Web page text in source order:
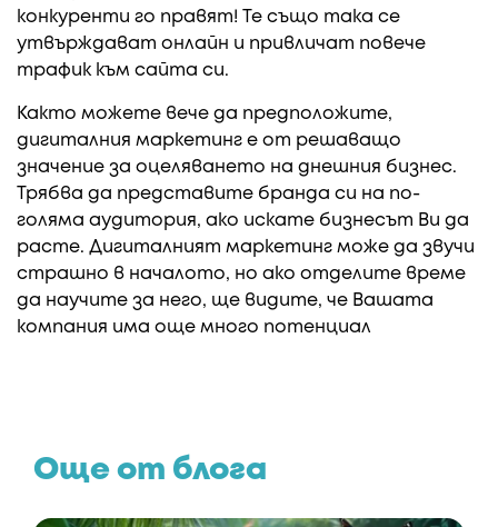
конкуренти го правят! Те също така се
утвърждават онлайн и привличат повече
трафик към сайта си.
Както можете вече да предположите,
дигиталния маркетинг е от решаващо
значение за оцеляването на днешния бизнес.
Трябва да представите бранда си на по-
голяма аудитория, ако искате бизнесът Ви да
расте. Дигиталният маркетинг може да звучи
страшно в началото, но ако отделите време
да научите за него, ще видите, че Вашата
компания има още много потенциал
Още от блога